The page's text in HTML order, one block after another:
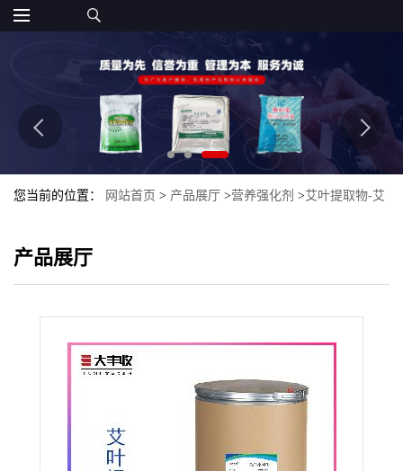
您当前的位置： 网站首页 > 产品展厅 >营养强化剂 >艾叶提取物-艾
产品展厅